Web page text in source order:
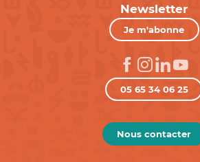
Newsletter
Je m'abonne
05 65 34 06 25
Nous contacter